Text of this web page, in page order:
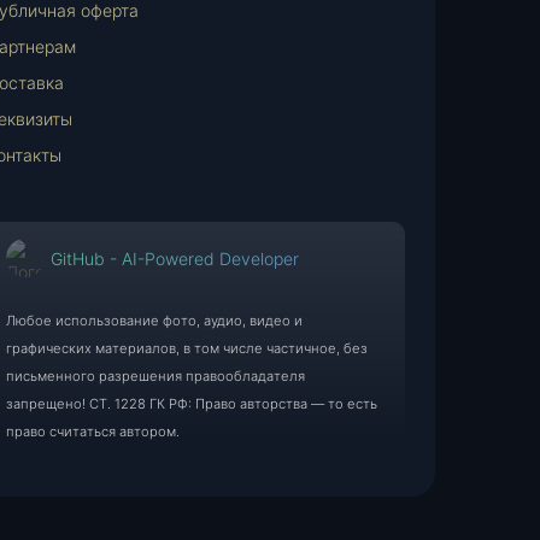
оферта
GitHub - AI-Powered Developer
Любое использование фото, аудио, видео и
графических материалов, в том числе частичное, без
письменного разрешения правообладателя
запрещено! СТ. 1228 ГК РФ: Право авторства — то есть
право считаться автором.